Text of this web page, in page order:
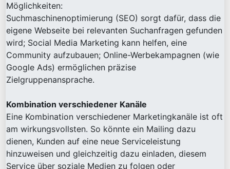
Möglichkeiten:
Suchmaschinenoptimierung (SEO) sorgt dafür, dass die
eigene Webseite bei relevanten Suchanfragen gefunden
wird; Social Media Marketing kann helfen, eine
Community aufzubauen; Online-Werbekampagnen (wie
Google Ads) ermöglichen präzise
Zielgruppenansprache.
Kombination verschiedener Kanäle
Eine Kombination verschiedener Marketingkanäle ist oft
am wirkungsvollsten. So könnte ein Mailing dazu
dienen, Kunden auf eine neue Serviceleistung
hinzuweisen und gleichzeitig dazu einladen, diesem
Service über soziale Medien zu folgen oder